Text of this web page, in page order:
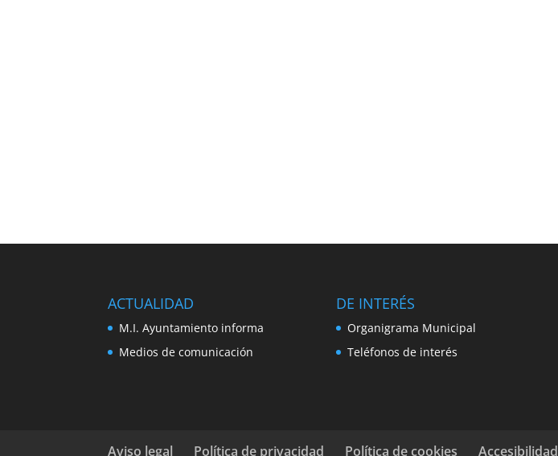
ACTUALIDAD
M.I. Ayuntamiento informa
Medios de comunicación
DE INTERÉS
Organigrama Municipal
Teléfonos de interés
Aviso legal Política de privacidad Política de cookies Accesibilidad